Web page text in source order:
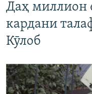
Даҳ миллион
кардани
Кӯлоб